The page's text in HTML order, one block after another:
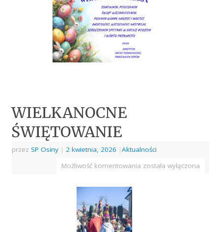
WIELKANOCNE
ŚWIĘTOWANIE
przez SP Osiny | 2 kwietnia, 2026 |Aktualności
Możliwość komentowania została wyłączona